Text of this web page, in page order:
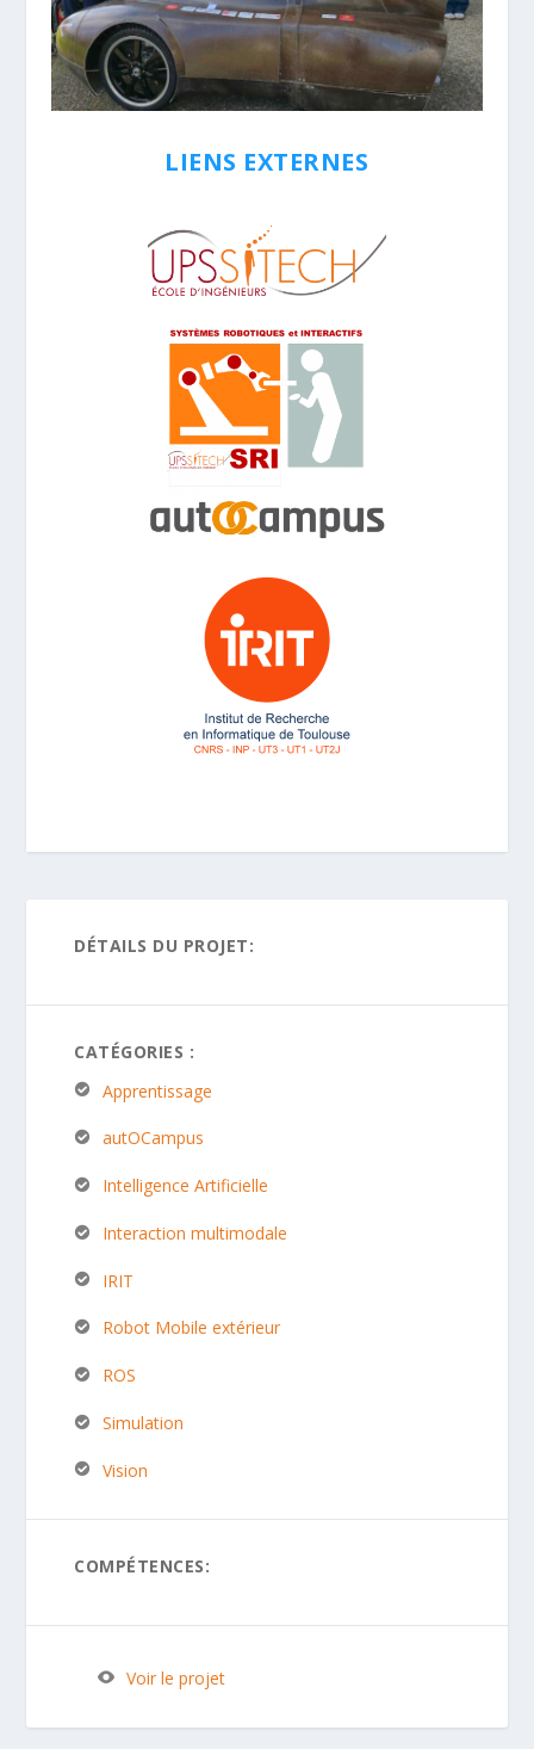
LIENS EXTERNES
DÉTAILS DU PROJET:
CATÉGORIES :
Apprentissage
autOCampus
Intelligence Artificielle
Interaction multimodale
IRIT
Robot Mobile extérieur
ROS
Simulation
Vision
COMPÉTENCES:
Voir le projet